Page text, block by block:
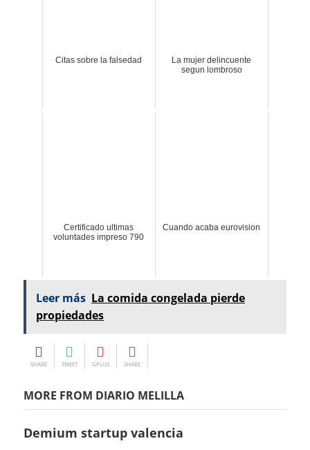
Citas sobre la falsedad
La mujer delincuente
segun lombroso
Certificado ultimas
voluntades impreso 790
Cuando acaba eurovision
Leer más La comida congelada pierde
propiedades
SHARE TWEET GPLUS SHARE
MORE FROM DIARIO MELILLA
Demium startup valencia